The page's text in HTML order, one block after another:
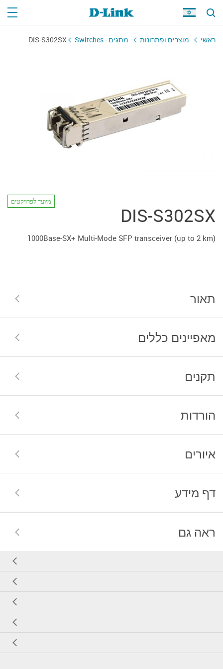
ראשי מוצרים ופתרונות מתגים - Switches DIS-S302SX
DIS-S302SX
מיועד לפרויקטים
1000Base-SX+ Multi-Mode SFP transceiver (up to 2 km)
תאור
מאפיינים כללים
תקנים
הורדות
איורים
דף מידע
ראה גם